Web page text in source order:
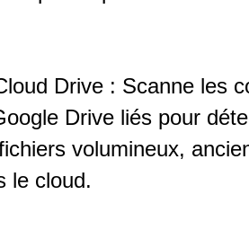
Drive : Scanne les
Drive liés pour
volumineux,
le cloud.